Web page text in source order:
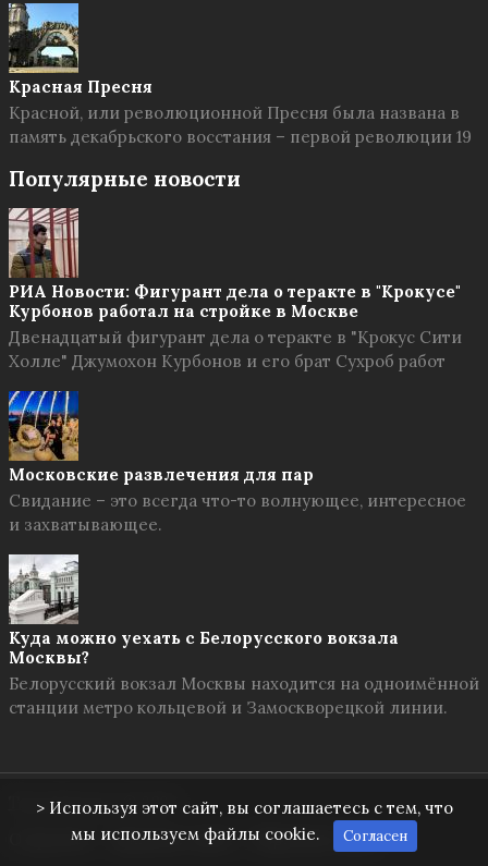
Красная Пресня
Красной, или революционной Пресня была названа в
память декабрьского восстания – первой революции 19
Популярные новости
РИА Новости: Фигурант дела о теракте в "Крокусе"
Курбонов работал на стройке в Москве
Двенадцатый фигурант дела о теракте в "Крокус Сити
Холле" Джумохон Курбонов и его брат Сухроб работ
Московские развлечения для пар
Свидание – это всегда что-то волнующее, интересное
и захватывающее.
Куда можно уехать с Белорусского вокзала
Москвы?
Белорусский вокзал Москвы находится на одноимённой
станции метро кольцевой и Замоскворецкой линии.
Твоя Москва © 2026
О проекте
Правила сайта Обратная связь
> Используя этот сайт, вы соглашаетесь с тем, что
мы используем файлы cookie.
Согласен